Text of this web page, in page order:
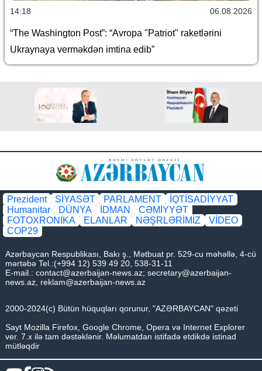
14:18 06.08.2026
“The Washington Post”: “Avropa "Patriot" raketlərini
Ukraynaya verməkdən imtina edib”
Prezident SİYASƏT PARLAMENT
İQTİSADİYYAT
Humanitar
DÜNYA İDMAN
CƏMİYYƏT
FOTOXRONIKA
ELANLAR NƏŞRLƏRİMİZ
VİDEO
COP29
Azərbaycan Respublikası, Bakı ş., Mətbuat pr. 529-cu məhəllə, 4-cü
mərtəbə Tel.:(+994 12) 539 49 20, 538-31-11
E-mail.: contact@azerbaijan-news.az; secretary@azerbaijan-
news.az reklam@azerbaijan-news.az
2000-2024(c) Bütün hüquqları qorunur, "AZƏRBAYCAN" qəzeti
Sayt Mozilla Firefox, Google Chrome, Opera və Internet Explorer
ver. 7.x ilə tam dəstəklənir. Məlumatdan istifadə etdikdə istinad
mütləqdir